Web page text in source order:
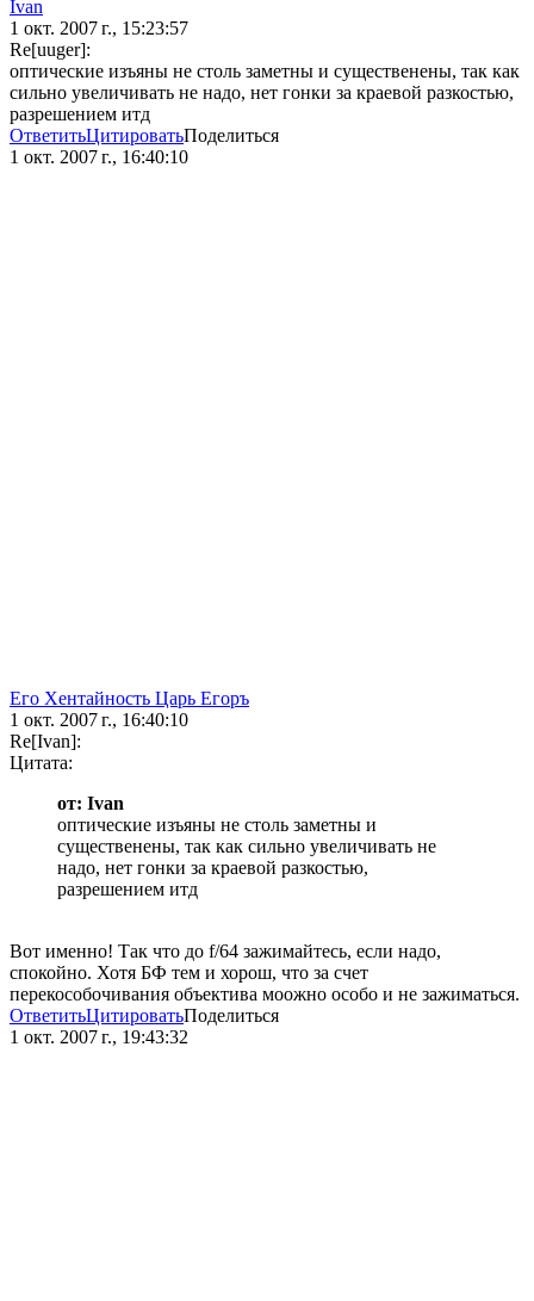
Ivan
1 окт. 2007 г., 15:23:57
Re[uuger]:
оптические изъяны не столь заметны и существенены, так как
сильно увеличивать не надо, нет гонки за краевой разкостью,
разрешением итд
ОтветитьЦитироватьПоделиться
1 окт. 2007 г., 16:40:10
Его Хентайность Царь Егоръ
1 окт. 2007 г., 16:40:10
Re[Ivan]:
Цитата:
от: Ivan
оптические изъяны не столь заметны и
существенены, так как сильно увеличивать не
надо, нет гонки за краевой разкостью,
разрешением итд
Вот именно! Так что до f/64 зажимайтесь, если надо,
спокойно. Хотя БФ тем и хорош, что за счет
перекособочивания объектива моожно особо и не зажиматься.
ОтветитьЦитироватьПоделиться
1 окт. 2007 г., 19:43:32